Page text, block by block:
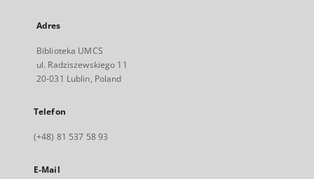
Adres
Biblioteka UMCS
ul. Radziszewskiego 11
20-031 Lublin, Poland
Telefon
(+48) 81 537 58 93
E-Mail